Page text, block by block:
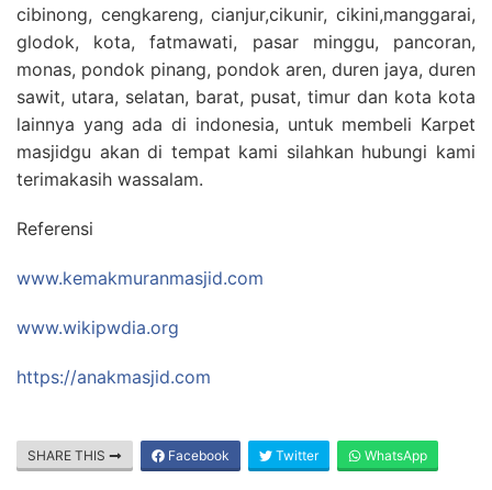
cibinong, cengkareng, cianjur,cikunir, cikini,manggarai,
glodok, kota, fatmawati, pasar minggu, pancoran,
monas, pondok pinang, pondok aren, duren jaya, duren
sawit, utara, selatan, barat, pusat, timur dan kota kota
lainnya yang ada di indonesia, untuk membeli Karpet
masjidgu akan di tempat kami silahkan hubungi kami
terimakasih wassalam.
Referensi
www.kemakmuranmasjid.com
www.wikipwdia.org
https://anakmasjid.com
SHARE THIS Facebook Twitter WhatsApp